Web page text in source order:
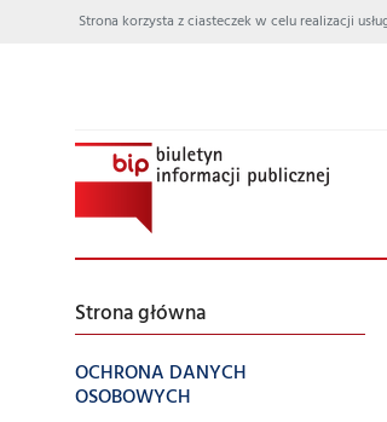
Strona korzysta z ciasteczek w celu realizacji
Strona główna
OCHRONA DANYCH
OSOBOWYCH